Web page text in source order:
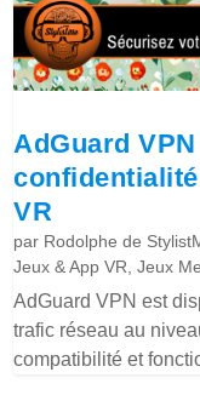
AdGuard
VR
par Rodolphe de
Jeux & App VR,Jeux
AdGuard VPN est
trafic réseau au
compatibilité et